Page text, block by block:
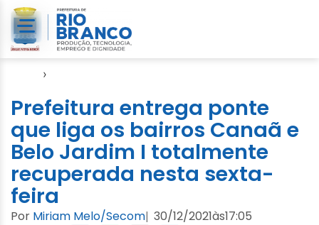
›
Prefeitura entrega ponte
que liga os bairros Canaã e
Belo Jardim I totalmente
recuperada nesta sexta-
feira
Por Miriam Melo/Secom| 30/12/2021às17:05